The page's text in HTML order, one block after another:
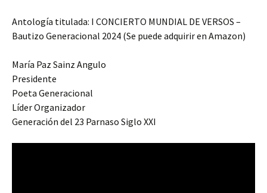
Antología titulada: I CONCIERTO MUNDIAL DE VERSOS –
Bautizo Generacional 2024 (Se puede adquirir en Amazon)
María Paz Sainz Angulo
Presidente
Poeta Generacional
Líder Organizador
Generación del 23 Parnaso Siglo XXI